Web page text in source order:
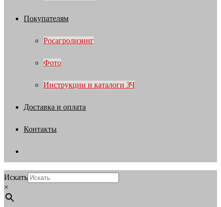
Покупателям
Росагролизинг
Фото
Инструкции и каталоги ЗЧ
Доставка и оплата
Контакты
Искать
×